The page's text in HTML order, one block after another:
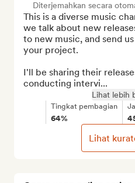
Diterjemahkan secara
This is a diverse music
we talk about new
to new music, and send
your project.
I'll be sharing their
conducting intervi...
Lihat lebih
Tingkat pembagian
64%
Lihat